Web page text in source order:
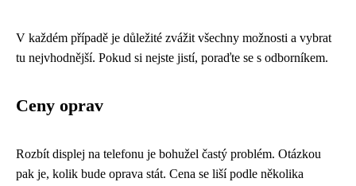
V každém případě je důležité zvážit všechny možnosti a vybrat
tu nejvhodnější. Pokud si nejste jistí, poraďte se s odborníkem.
Ceny oprav
Rozbít displej na telefonu je bohužel častý problém. Otázkou
pak je, kolik bude oprava stát. Cena se liší podle několika